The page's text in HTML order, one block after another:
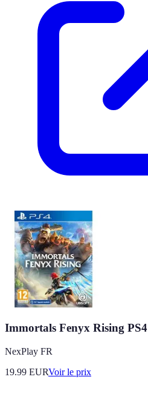
Immortals Fenyx Rising PS4
NexPlay FR
19.99 EURVoir le prix